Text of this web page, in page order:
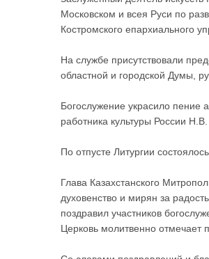
Московском и всея Руси по
Костромского епархиального
На службе присутствовали
областной и городской Думы,
Богослужение украсило пение
работника культуры России Н.В.
По отпусте Литургии
Глава Казахстанского
духовенство и мирян за
поздравил участников
Церковь молитвенно отмечает